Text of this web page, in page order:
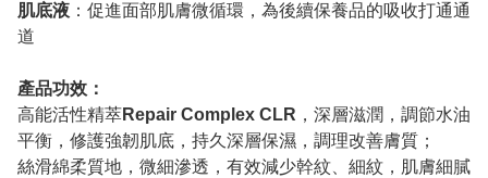
肌底液 ：促進面部肌膚微循環，為後續保養品的吸收打通通
道
產品功效：
高能活性精萃Repair Complex CLR ，深層滋潤，調節水油
平衡，修護強韌肌底，持久深層保濕，調理改善膚質；
絲滑綿柔質地，微細滲透，有效減少幹紋、細紋，肌膚細膩